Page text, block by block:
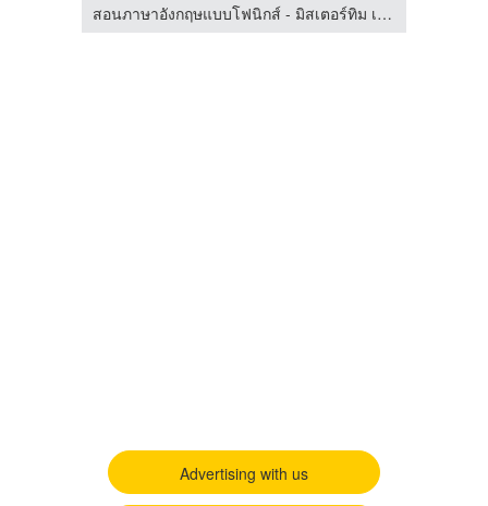
สอนภาษาอังกฤษแบบโฟนิกส์ - มิสเตอร์ทิม เลิร์นนิ่งแลนด์
Advertising with us